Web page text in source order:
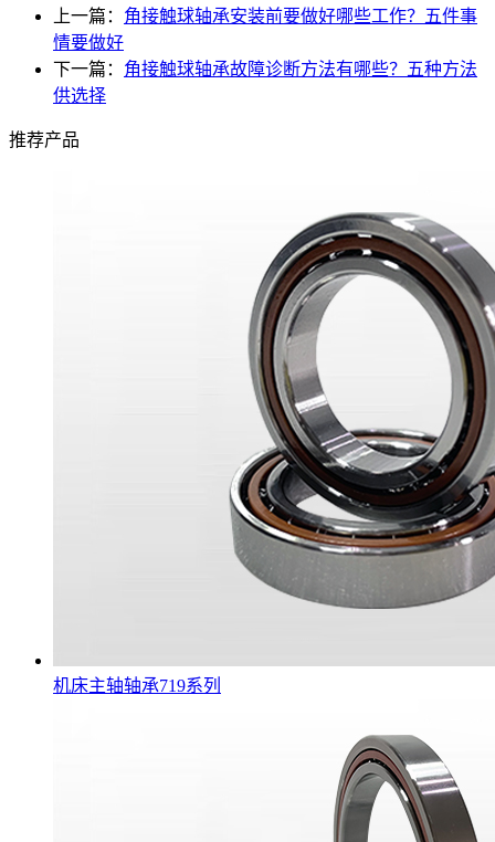
上一篇： 角接触球轴承安装前要做好哪些工作？五件事
情要做好
下一篇： 角接触球轴承故障诊断方法有哪些？五种方法
供选择
推荐产品
机床主轴轴承719系列